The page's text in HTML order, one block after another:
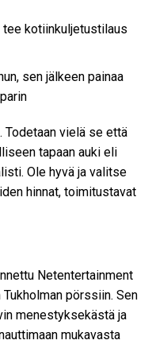
kotiinkuljetustilaus
sen jälkeen painaa
vielä se että
tapaan auki eli
Ole hyvä ja valitse
hinnat, toimitustavat
Netentertainment
pörssiin. Sen
menestyksekästä ja
mukavasta